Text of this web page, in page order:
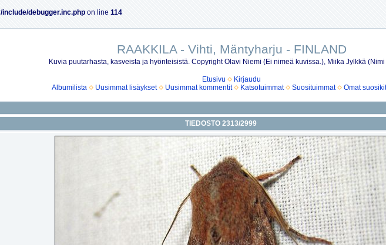
debugger.inc.php on line 114
RAAKKILA - Vihti, Mäntyharju - FINLAND
Kuvia puutarhasta, kasveista ja hyönteisistä. Copyright Olavi Niemi (Ei nimeä kuvissa.), Miika Jylkkä
Etusivu
Kirjaudu
Albumilista
Uusimmat lisäykset Uusimmat kommentit Katsotuimmat Suosituimmat Omat suosikit
TIEDOSTO 2313/2999